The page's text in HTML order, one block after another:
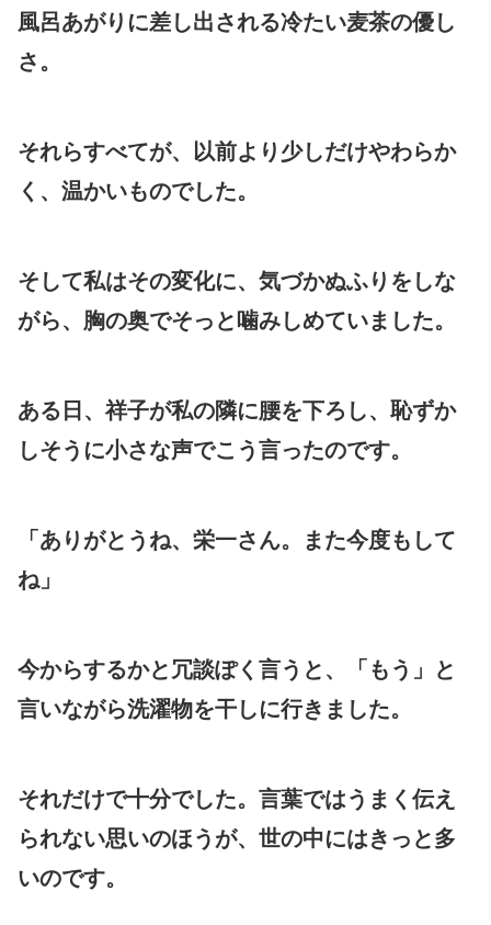
風呂あがりに差し出される冷たい麦茶の優し
さ。
それらすべてが、以前より少しだけやわらか
く、温かいものでした。
そして私はその変化に、気づかぬふりをしな
がら、胸の奥でそっと噛みしめていました。
ある日、祥子が私の隣に腰を下ろし、恥ずか
しそうに小さな声でこう言ったのです。
「ありがとうね、栄一さん。また今度もして
ね」
今からするかと冗談ぽく言うと、「もう」と
言いながら洗濯物を干しに行きました。
それだけで十分でした。言葉ではうまく伝え
られない思いのほうが、世の中にはきっと多
いのです。